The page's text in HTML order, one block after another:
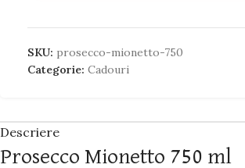
SKU: prosecco-mionetto-750
Categorie: Cadouri
Descriere
Prosecco Mionetto 750 ml